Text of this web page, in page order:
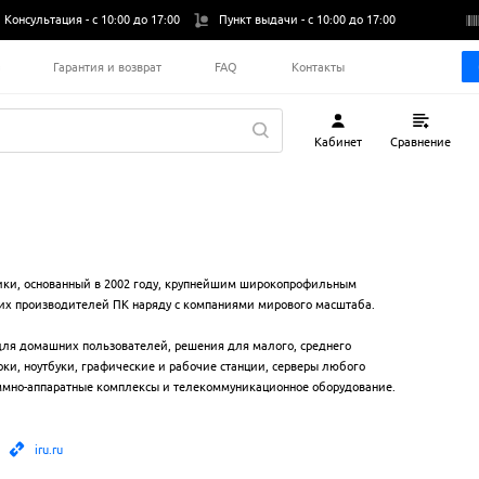
Консультация -с 10:00 до 17:00 Пункт выдачи -с 10:00 до 17:00
Гарантия и возврат FAQ Контакты
Кабинет Сравнение
основанный в 2002 году, крупнейшим широкопрофильным
производителей ПК наряду с компаниями мирового масштаба.
домашних пользователей, решения для малого, среднего
ноутбуки, графические и рабочие станции, серверы любого
аппаратные комплексы и телекоммуникационное оборудование.
iru.ru